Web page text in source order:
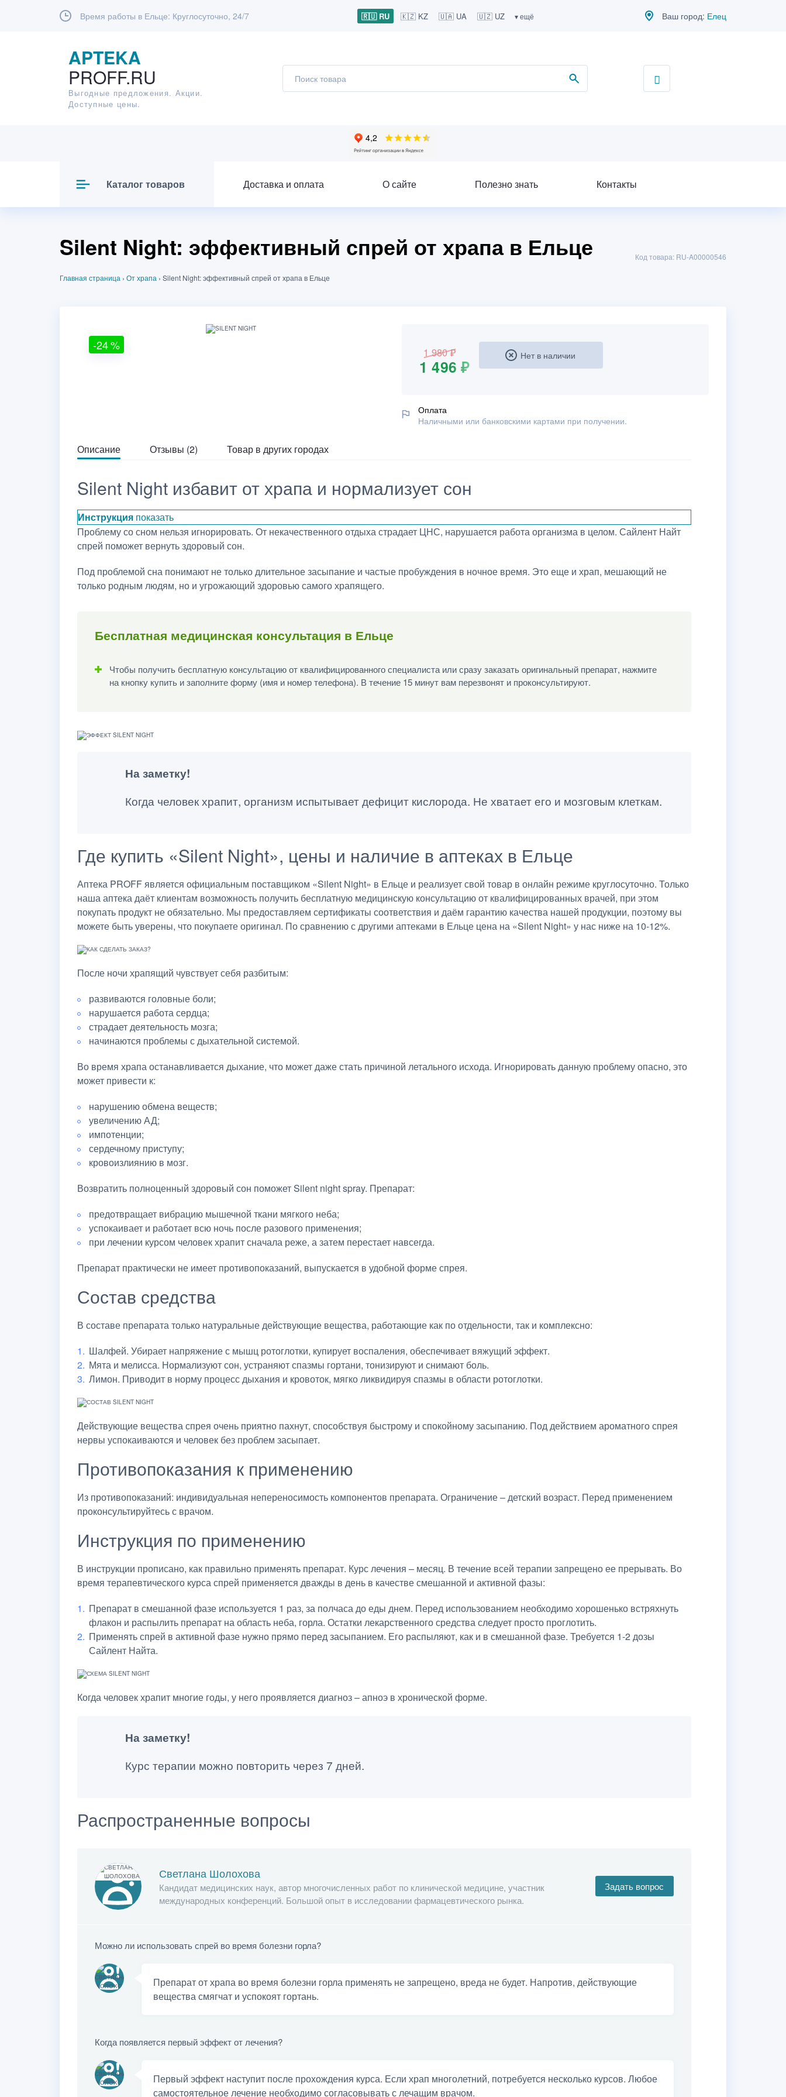
Время работы в Ельце: Круглосуточно, 24/7 🇷🇺 RU 🇰🇿 KZ 🇺🇦 UA 🇺🇿 UZ ▾ ещё Ваш город: Елец
APTEKA
PROFF.RU
Выгодные предложения. Акции.
Доступные цены.
Каталог товаров Доставка и оплата О сайте Полезно знать Контакты
Silent Night: эффективный спрей от храпа в Ельце
Главная страница › От храпа › Silent Night: эффективный спрей от храпа в Ельце
Код товара: RU-A00000546
-24% 1 980 ₽
1 496 ₽
Нет в наличии
Оплата
Наличными или банковскими картами при получении.
Описание Отзывы (2) Товар в других городах
Silent Night избавит от храпа и нормализует сон
Инструкция показать
Проблему со сном нельзя игнорировать. От некачественного отдыха страдает ЦНС, нарушается работа организма в целом. Сайлент Найт
спрей поможет вернуть здоровый сон.
Под проблемой сна понимают не только длительное засыпание и частые пробуждения в ночное время. Это еще и храп, мешающий не
только родным людям, но и угрожающий здоровью самого храпящего.
Бесплатная медицинская консультация в Ельце
Чтобы получить бесплатную консультацию от квалифицированного специалиста или сразу заказать оригинальный препарат, нажмите
на кнопку купить и заполните форму (имя и номер телефона). В течение 15 минут вам перезвонят и проконсультируют.
На заметку!
Когда человек храпит, организм испытывает дефицит кислорода. Не хватает его и мозговым клеткам.
Где купить «Silent Night», цены и наличие в аптеках в Ельце
Аптека PROFF является официальным поставщиком «Silent Night» в Ельце и реализует свой товар в онлайн режиме круглосуточно. Только
наша аптека даёт клиентам возможность получить бесплатную медицинскую консультацию от квалифицированных врачей, при этом
покупать продукт не обязательно. Мы предоставляем сертификаты соответствия и даём гарантию качества нашей продукции, поэтому вы
можете быть уверены, что покупаете оригинал. По сравнению с другими аптеками в Ельце цена на «Silent Night» у нас ниже на 10-12%.
После ночи храпящий чувствует себя разбитым:
развиваются головные боли;
нарушается работа сердца;
страдает деятельность мозга;
начинаются проблемы с дыхательной системой.
Во время храпа останавливается дыхание, что может даже стать причиной летального исхода. Игнорировать данную проблему опасно, это
может привести к:
нарушению обмена веществ;
увеличению АД;
импотенции;
сердечному приступу;
кровоизлиянию в мозг.
Возвратить полноценный здоровый сон поможет Silent night spray. Препарат:
предотвращает вибрацию мышечной ткани мягкого неба;
успокаивает и работает всю ночь после разового применения;
при лечении курсом человек храпит сначала реже, а затем перестает навсегда.
Препарат практически не имеет противопоказаний, выпускается в удобной форме спрея.
Состав средства
В составе препарата только натуральные действующие вещества, работающие как по отдельности, так и комплексно:
Шалфей. Убирает напряжение с мышц ротоглотки, купирует воспаления, обеспечивает вяжущий эффект.
Мята и мелисса. Нормализуют сон, устраняют спазмы гортани, тонизируют и снимают боль.
Лимон. Приводит в норму процесс дыхания и кровоток, мягко ликвидируя спазмы в области ротоглотки.
Действующие вещества спрея очень приятно пахнут, способствуя быстрому и спокойному засыпанию. Под действием ароматного спрея
нервы успокаиваются и человек без проблем засыпает.
Противопоказания к применению
Из противопоказаний: индивидуальная непереносимость компонентов препарата. Ограничение – детский возраст. Перед применением
проконсультируйтесь с врачом.
Инструкция по применению
В инструкции прописано, как правильно применять препарат. Курс лечения – месяц. В течение всей терапии запрещено ее прерывать. Во
время терапевтического курса спрей применяется дважды в день в качестве смешанной и активной фазы:
Препарат в смешанной фазе используется 1 раз, за полчаса до еды днем. Перед использованием необходимо хорошенько встряхнуть
флакон и распылить препарат на область неба, горла. Остатки лекарственного средства следует просто проглотить.
Применять спрей в активной фазе нужно прямо перед засыпанием. Его распыляют, как и в смешанной фазе. Требуется 1-2 дозы
Сайлент Найта.
Когда человек храпит многие годы, у него проявляется диагноз – апноэ в хронической форме.
На заметку!
Курс терапии можно повторить через 7 дней.
Распространенные вопросы
Светлана Шолохова
Кандидат медицинских наук, автор многочисленных работ по клинической медицине, участник
международных конференций. Большой опыт в исследовании фармацевтического рынка.
Задать вопрос
Можно ли использовать спрей во время болезни горла?
Препарат от храпа во время болезни горла применять не запрещено, вреда не будет. Напротив, действующие
вещества смягчат и успокоят гортань.
Когда появляется первый эффект от лечения?
Первый эффект наступит после прохождения курса. Если храп многолетний, потребуется несколько курсов. Любое
самостоятельное лечение необходимо согласовывать с лечащим врачом.